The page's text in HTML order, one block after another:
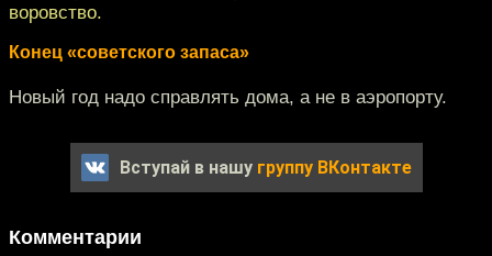
воровство.
Конец «советского запаса»
Новый год надо справлять дома, а не в аэропорту.
Вступай в нашу группу ВКонтакте
Комментарии